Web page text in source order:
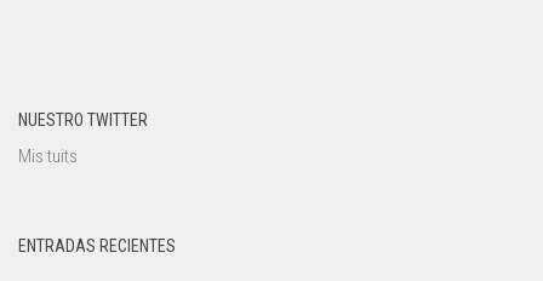
NUESTRO TWITTER
Mis tuits
ENTRADAS RECIENTES